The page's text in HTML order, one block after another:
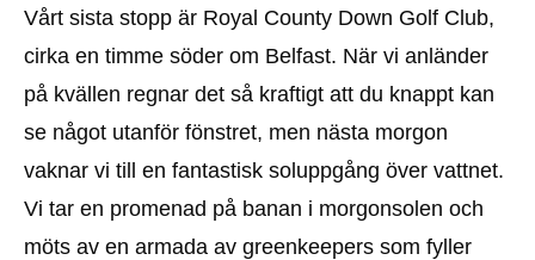
Vårt sista stopp är Royal County Down Golf Club,
cirka en timme söder om Belfast. När vi anländer
på kvällen regnar det så kraftigt att du knappt kan
se något utanför fönstret, men nästa morgon
vaknar vi till en fantastisk soluppgång över vattnet.
Vi tar en promenad på banan i morgonsolen och
möts av en armada av greenkeepers som fyller